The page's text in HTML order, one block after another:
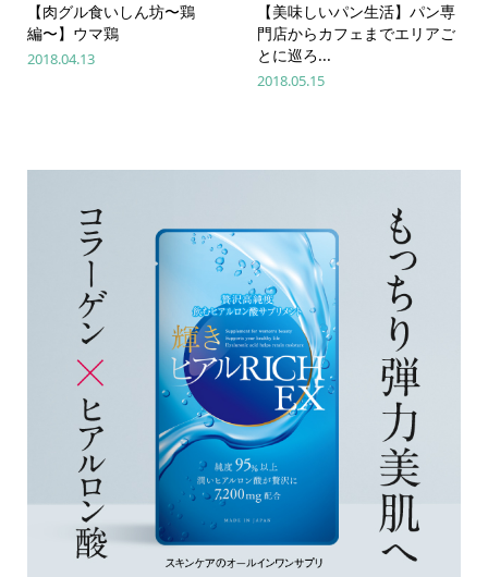
【肉グル食いしん坊〜鶏
編〜】ウマ鶏
2018.04.13
【美味しいパン生活】パン専
門店からカフェまでエリアご
とに巡ろ...
2018.05.15